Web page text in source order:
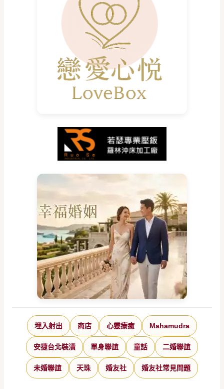
埋入射出 商店 心靈療癒 Mahamudra
安捷台北裝潢 單身聯誼 童話 二婚聯誼
未婚聯誼 天珠 婚友社 婚友社常見問題